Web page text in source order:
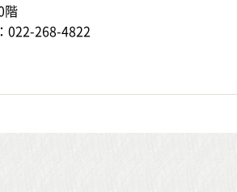
階
022-268-4822